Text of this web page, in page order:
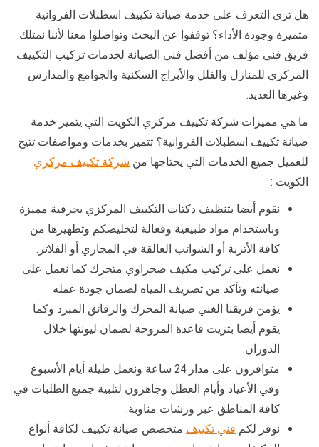
هل تري التعرف على خدمة صيانة تكييف اسطبلات الفروانية
متميزة وجودة الأداء؟ توقفوا عن البحث وتواصلوا معنا لأننا نمتلك
فريق فني مؤلف من أفضل فني الصيانة لخدمات تركيب التكييف
المركزي للمنازل والفلل والأبراج السكنية والجوامع والمدارس
وغيرها العديد.
ما هي مميزات شركة تكييف مركزي الكويت التي يتميز خدمة
صيانة تكييف اسطبلات الفروانية؟ تتميز بخدمات ومواصفات تتيح
للعميل جميع الخدمات التي يحتاجها من شركة تكييف مركزي
الكويت :
نقوم أيضا بتنظيف دكتات التكييف المركزي بحرفية مميزة
وباستخدام مواد طبيعية وفعالة لتخليصكم وتطهيرها من
كافة الأتربة أو الشوائب العالقة في المجاري أو الفلاتر.
نعمل على تركيب مكيف صحراوي متحرك كما نعمل على
صيانته وتأكد من تصريف المياه لضمان جودة عمله
يؤمن فريقنا الغني صيانة المحرك والرقائق المبرد وكما
يقوم أيضا بتزيت قاعدة المروحة لضمان ليونتها خلال
الدوران.
متوافرون على مدار 24 ساعة ونعمل طيلة أيام الأسبوع
وفي الأعياد وأيام العطل وجاهزون لتلبية جميع الطلبات في
كافة المناطق عبر ورشات مناوبة.
نوفر لكم فني تكييف متخصص صيانة تكييف لكافة أنواع